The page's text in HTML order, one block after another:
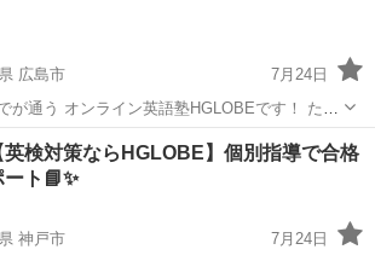
広島市
7月24日
通う オンライン英語塾HGLOBEです！ ただ
した！ 個人で手厚く教えていますので人数に
げさまで枠が埋まっておりましたが 生徒さんが
...
検 オンライン
英検対策ならHGLOBE】個別指導で合格
ト📘✨
神戸市
7月24日